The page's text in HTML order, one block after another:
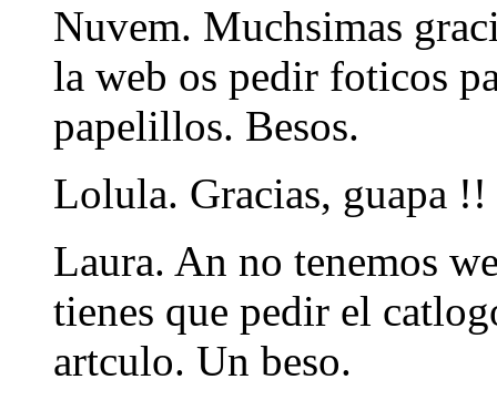
Nuvem. Muchsimas
la web os pedir foticos
papelillos. Besos.
Lolula. Gracias, guapa !!
Laura. An no tenemos
tienes que pedir el
artculo. Un beso.